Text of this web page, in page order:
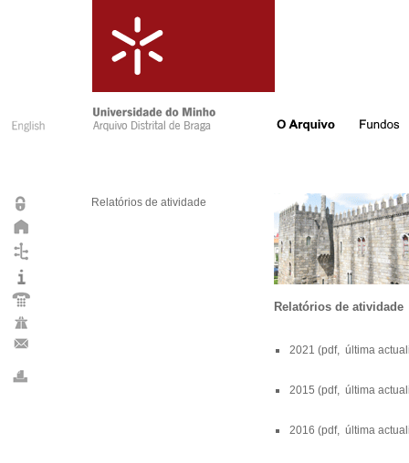
Relatórios de atividade
Relatórios de atividade
2021 (pdf, última
2015 (pdf, última
2016 (pdf, última